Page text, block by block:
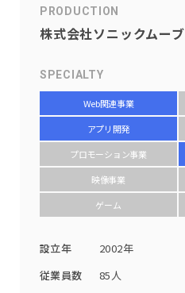
PRODUCTION
株式会社ソニックムーブ
SPECIALTY
Web関連事業
アプリ開発
プロモーション事業
映像事業
ゲーム
設立年
2002年
従業員数
85人